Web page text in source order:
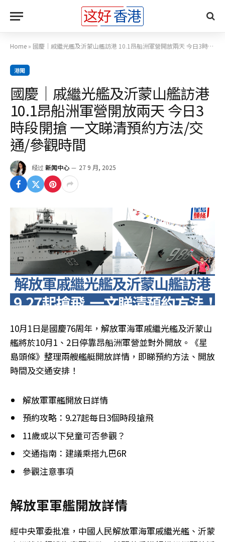
Home » 國慶｜戚繼光艦及沂蒙山艦訪港 10.1昂船洲軍營開放兩天 今日3時段開搶 一文睇清預約方法/交通/參觀時間
港聞
國慶｜戚繼光艦及沂蒙山艦訪港
10.1昂船洲軍營開放兩天 今日3
時段開搶 一文睇清預約方法/交
通/參觀時間
经过 新闻中心 27 9 月, 2025
10月1日是國慶76周年，解放軍海軍戚繼光艦及沂蒙山
艦將於10月1、2日停靠昂船洲軍營並對外開放。《星
島頭條》整理兩艘艦艇開放詳情，即睇預約方法、開放
時間及交通安排！
解放軍軍艦開放日詳情
預約攻略：9.27起每日3個時段搶飛
11歲或以下兒童可否參觀？
交通指南：建議乘搭九巴6R
參觀注意事項
解放軍軍艦開放詳情
經中央軍委批准，中國人民解放軍海軍戚繼光艦、沂蒙